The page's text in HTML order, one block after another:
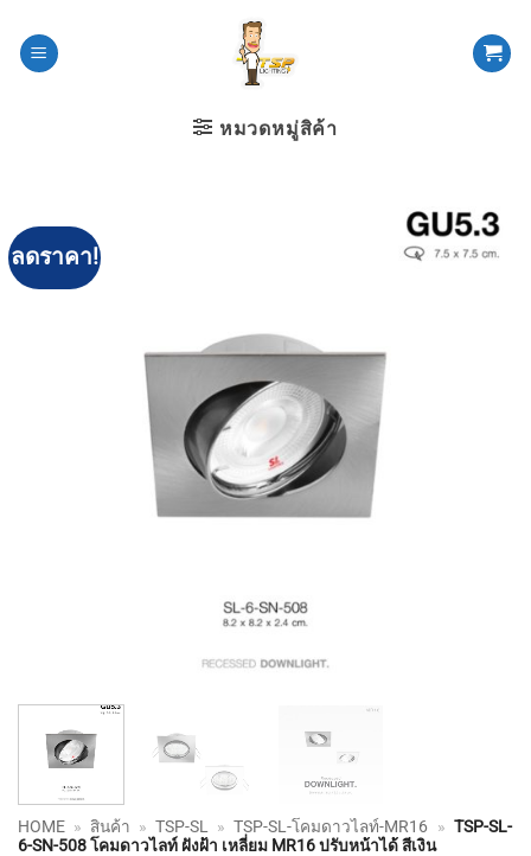
หมวดหมู่สิค้า
ลดราคา!
HOME » สินค้า » TSP-SL » TSP-SL-โคมดาวไลท์-MR16 » TSP-SL-
6-SN-508 โคมดาวไลท์ ฝังฝ้า เหลี่ยม MR16 ปรับหน้าได้ สีเงิน